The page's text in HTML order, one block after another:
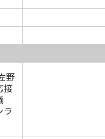
野
接
ラ